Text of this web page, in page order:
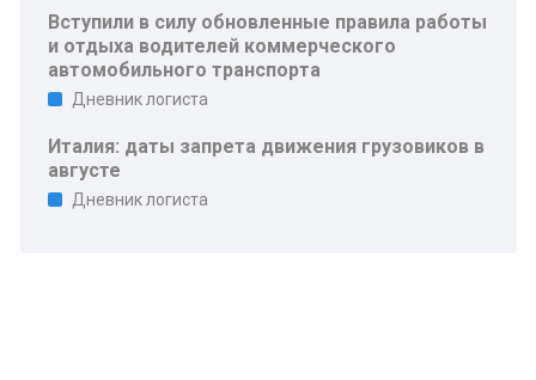
Вступили в силу обновленные правила работы
и отдыха водителей коммерческого
автомобильного транспорта
Дневник логиста
Италия: даты запрета движения грузовиков в
августе
Дневник логиста